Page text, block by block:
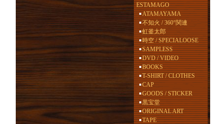
ESTAMAGO
ATAMAYAMA
不知火 / 360°関連
虹釜太郎
時空 / SPECIALOOSE
SAMPLESS
DVD / VIDEO
BOOKS
T-SHIRT / CLOTHES
CAP
GOODS / STICKER
黒宝堂
ORIGINAL ART
TAPE